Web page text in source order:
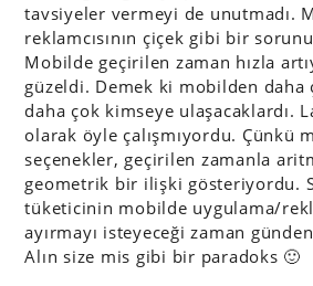
tavsiyeler vermeyi de unutmadı.
reklamcısının çiçek gibi bir
Mobilde geçirilen zaman hızla
güzeldi. Demek ki mobilden daha
daha çok kimseye ulaşacaklardı.
olarak öyle çalışmıyordu. Çünkü
seçenekler, geçirilen zamanla
geometrik bir ilişki gösteriyordu.
tüketicinin mobilde uygulama/
ayırmayı isteyeceği zaman
Alın size mis gibi bir paradoks 🙂